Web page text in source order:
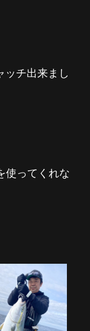
ッチ出来まし
使ってくれな